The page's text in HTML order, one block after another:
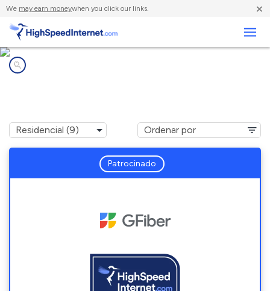
We may earn moneywhen you click our links. ×
Patrocinado